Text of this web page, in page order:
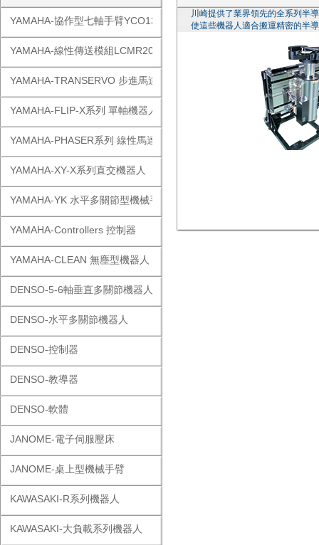
YAMAHA-協作型七軸手臂YCO1300
YAMAHA-線性傳送模組LCMR200
YAMAHA-TRANSERVO 步進馬達單軸
YAMAHA-FLIP-X系列 單軸機器人
YAMAHA-PHASER系列 線性馬達
YAMAHA-XY-X系列直交機器人
YAMAHA-YK 水平多關節型機械手
YAMAHA-Controllers 控制器
YAMAHA-CLEAN 無塵型機器人
DENSO-5-6軸垂直多關節機器人
DENSO-水平多關節機器人
DENSO-控制器
DENSO-教導器
DENSO-軟體
JANOME-電子伺服壓床
JANOME-桌上型機械手臂
KAWASAKI-R系列機器人
KAWASAKI-大負載系列機器人
川崎提供了業界領先的全系列半
使這些機器人適合搬運精密的半